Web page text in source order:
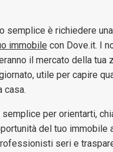
semplice è richiedere una
immobile con Dove.it. I
il mercato della tua
utile per capire
casa.
semplice per orientarti,
del tuo immobile
seri e